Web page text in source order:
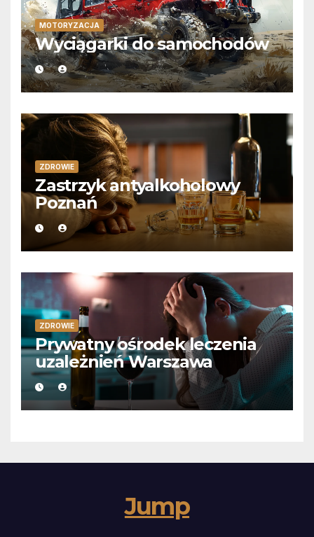
MOTORYZACJA
Wyciągarki do samochodów
ZDROWIE
Zastrzyk antyalkoholowy
Poznań
ZDROWIE
Prywatny ośrodek leczenia
uzależnień Warszawa
Jump